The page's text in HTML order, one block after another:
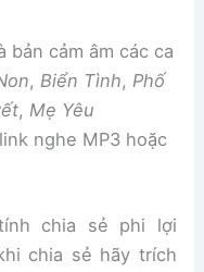
bản cảm âm các ca
, Biển Tình, Phố
, Mẹ Yêu
nghe MP3 hoặc
chia sẻ phi lợi
chia sẻ hãy trích